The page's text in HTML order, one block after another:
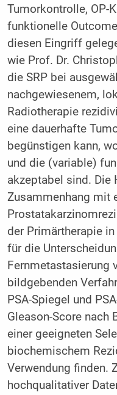
Tumorkontrolle, OP-
funktionelle
diesen Eingriff
wie Prof. Dr.
die SRP bei
nachgewiesenem,
Radiotherapie
eine dauerhafte
begünstigen kann,
und die (variable)
akzeptabel sind. Die
Zusammenhang mit
der Primärtherapie
für die
Fernmetastasierung
bildgebenden
PSA-Spiegel und
Gleason-Score nach
einer geeigneten
biochemischem
Verwendung finden.
hochqualitativer